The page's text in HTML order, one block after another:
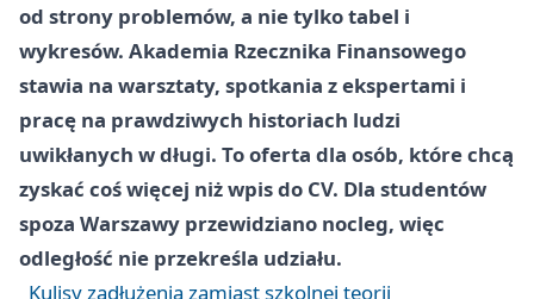
od strony problemów, a nie tylko tabel i
wykresów. Akademia Rzecznika Finansowego
stawia na warsztaty, spotkania z ekspertami i
pracę na prawdziwych historiach ludzi
uwikłanych w długi. To oferta dla osób, które chcą
zyskać coś więcej niż wpis do CV. Dla studentów
spoza Warszawy przewidziano nocleg, więc
odległość nie przekreśla udziału.
Kulisy zadłużenia zamiast szkolnej teorii